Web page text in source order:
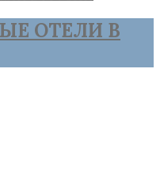
ОТЕЛИ В